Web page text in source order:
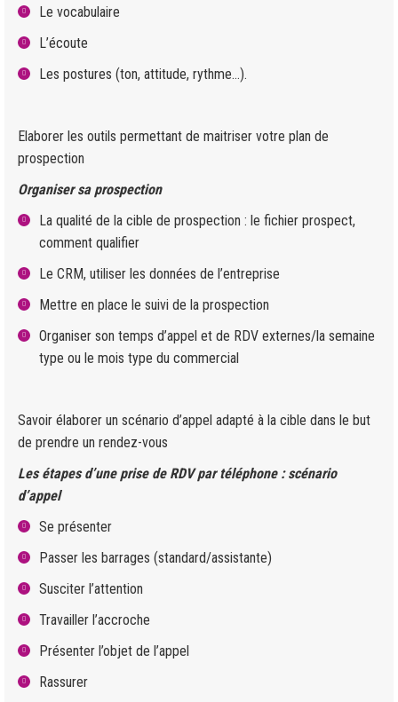
Le vocabulaire
L’écoute
Les postures (ton, attitude, rythme…).
Elaborer les outils permettant de maitriser votre plan de
prospection
Organiser sa prospection
La qualité de la cible de prospection : le fichier prospect,
comment qualifier
Le CRM, utiliser les données de l’entreprise
Mettre en place le suivi de la prospection
Organiser son temps d’appel et de RDV externes/la semaine
type ou le mois type du commercial
Savoir élaborer un scénario d’appel adapté à la cible dans le but
de prendre un rendez-vous
Les étapes d’une prise de RDV par téléphone : scénario
d’appel
Se présenter
Passer les barrages (standard/assistante)
Susciter l’attention
Travailler l’accroche
Présenter l’objet de l’appel
Rassurer